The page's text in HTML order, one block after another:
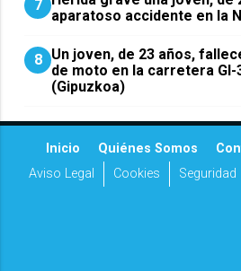
7
aparatoso accidente en la
8 Un joven, de 23 años,
de moto en la carretera GI-
(Gipuzkoa)
Inicio Quiénes Somos
Aviso Legal
Cookies Seguridad